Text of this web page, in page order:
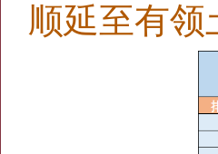
顺延至有领